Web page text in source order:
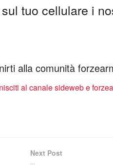
tuo cellulare i
alla comunità
Next Post